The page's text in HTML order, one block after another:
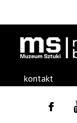
kontakt